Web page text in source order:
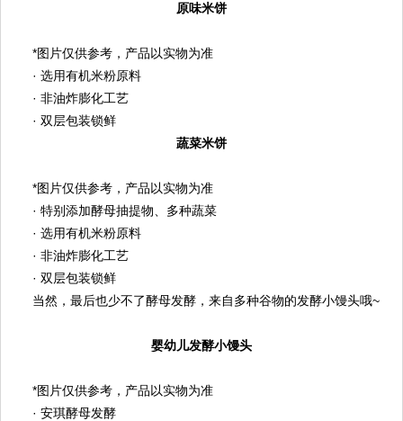
原味米饼
*图片仅供参考，产品以实物为准
· 选用有机米粉原料
· 非油炸膨化工艺
· 双层包装锁鲜
蔬菜米饼
*图片仅供参考，产品以实物为准
· 特别添加酵母抽提物、多种蔬菜
· 选用有机米粉原料
· 非油炸膨化工艺
· 双层包装锁鲜
当然，最后也少不了酵母发酵，来自多种谷物的发酵小馒头哦~
婴幼儿发酵小馒头
*图片仅供参考，产品以实物为准
· 安琪酵母发酵